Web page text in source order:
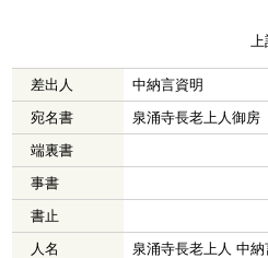
上
差出人
中納言資明
宛名書
泉涌寺長老上人御房
端裏書
事書
書止
人名
泉涌寺長老上人 中納